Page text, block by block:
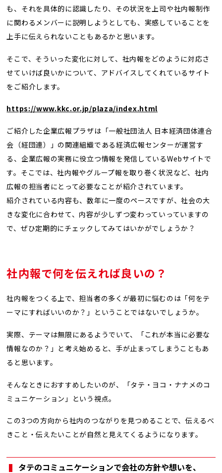
も、それを具体的に認識したり、その状況を上司や社内報制作
に関わるメンバーに説明しようとしても、実感していることを
上手に伝えられないこともあるかと思います。
そこで、そういった変化に対して、社内報をどのように対応さ
せていけば良いかについて、アドバイスしてくれているサイト
をご紹介します。
https://www.kkc.or.jp/plaza/index.html
ご紹介した企業広報プラザは「一般社団法人 日本経済団体連合
会（経団連）」の関連組織である経済広報センターが運営す
る、企業広報の実務に役立つ情報を発信しているWebサイトで
す。そこでは、社内報やグループ報を取り巻く状況など、社内
広報の担当者にとって必要なことが紹介されています。
紹介されている内容も、数年に一度のペースですが、社会の大
きな変化に合わせて、内容が少しずつ変わっていっていますの
で、ぜひ定期的にチェックしてみてはいかがでしょうか？
社内報で何を伝えれば良いの？
社内報をつくる上で、担当者の多くが最初に悩むのは「何をテ
ーマにすればいいのか？」ということではないでしょうか。
実際、テーマは無限にあるようでいて、「これが本当に必要な
情報なのか？」と考え始めると、手が止まってしまうこともあ
ると思います。
そんなときにおすすめしたいのが、「タテ・ヨコ・ナナメのコ
ミュニケーション」という視点。
この3つの方向から社内のつながりを見つめることで、伝えるべ
きこと・伝えたいことが自然と見えてくるようになります。
タテのコミュニケーションで会社の方針や想いを、